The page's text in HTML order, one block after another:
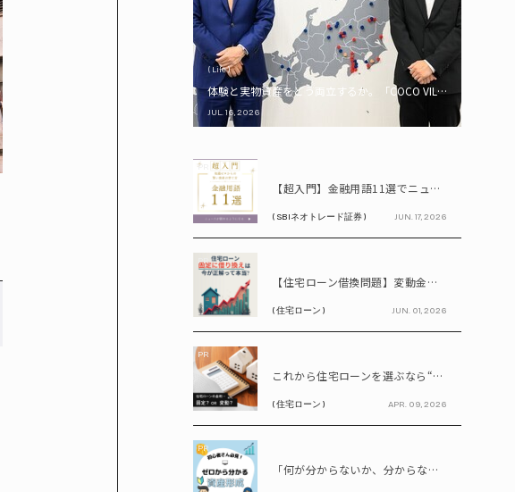
( Life )
体験と実物資産をどう両立するか。「COCO VILLA Owners」
JUL. 16, 2026
PR
【超入門】金融用語11選でニュースが読める！ 知識ゼロからの賢い資産の育て方
( SBIネオトレード証券 ) JUN. 17, 2026
PR
【住宅ローン借換問題】変動金利が上昇中!! 固定に借り換えるなら今が正解って本当? シミュレーションで比較してみよう
( 住宅ローン ) JUN. 01, 2026
PR
これから住宅ローンを選ぶなら“固定vs変動”どちらが正解? 9割が利用したいと答えた「いま決めなくてもいい」ローンとは!?
( 住宅ローン ) APR. 09, 2026
PR
「何が分からないか、分からない」から卒業！ SBIネオトレード証券で学ぶ、はじめての資産形成